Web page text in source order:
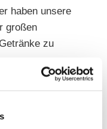
haben unsere
großen
zu